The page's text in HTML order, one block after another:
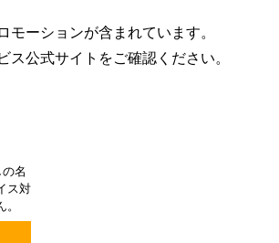
ーションが含まれています。
公式サイトをご確認ください。
名
ス対